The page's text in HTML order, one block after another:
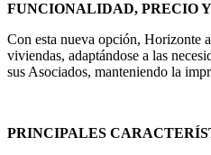
FUNCIONALIDAD, PRECIO
Con esta nueva opción, Horizonte
viviendas, adaptándose a las
sus Asociados, manteniendo la
PRINCIPALES